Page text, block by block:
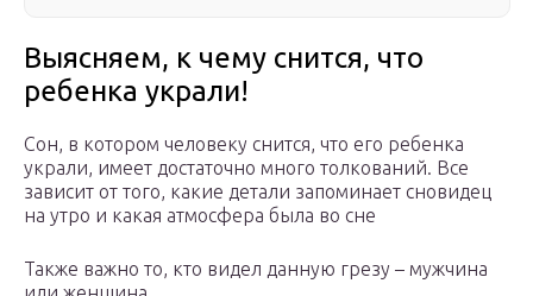
Выясняем, к чему снится, что
ребенка украли!
Сон, в котором человеку снится, что его ребенка
украли, имеет достаточно много толкований. Все
зависит от того, какие детали запоминает сновидец
на утро и какая атмосфера была во сне
Также важно то, кто видел данную грезу – мужчина